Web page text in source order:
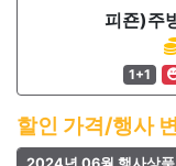
피죤)주
1+1
할인 가격/행사